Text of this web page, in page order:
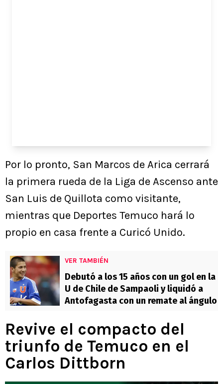
Por lo pronto, San Marcos de Arica cerrará
la primera rueda de la Liga de Ascenso ante
San Luis de Quillota como visitante,
mientras que Deportes Temuco hará lo
propio en casa frente a Curicó Unido.
VER TAMBIÉN
Debutó a los 15 años con un gol en la
U de Chile de Sampaoli y liquidó a
Antofagasta con un remate al ángulo
Revive el compacto del
triunfo de Temuco en el
Carlos Dittborn